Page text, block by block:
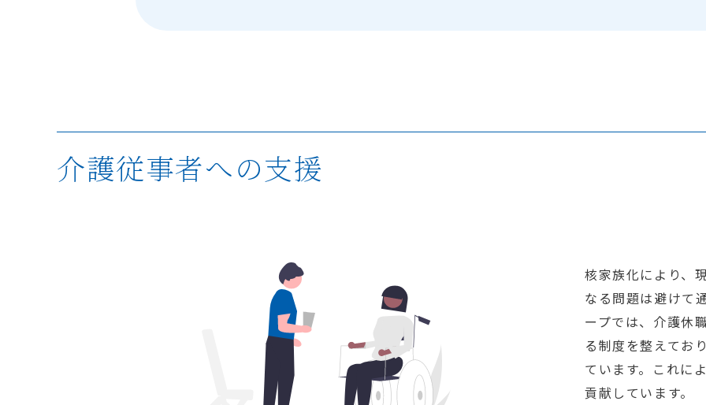
介護従事者への支援
核家族化により、
なる問題は避けて
ープでは、介護休
る制度を整えてお
ています。これに
貢献しています。